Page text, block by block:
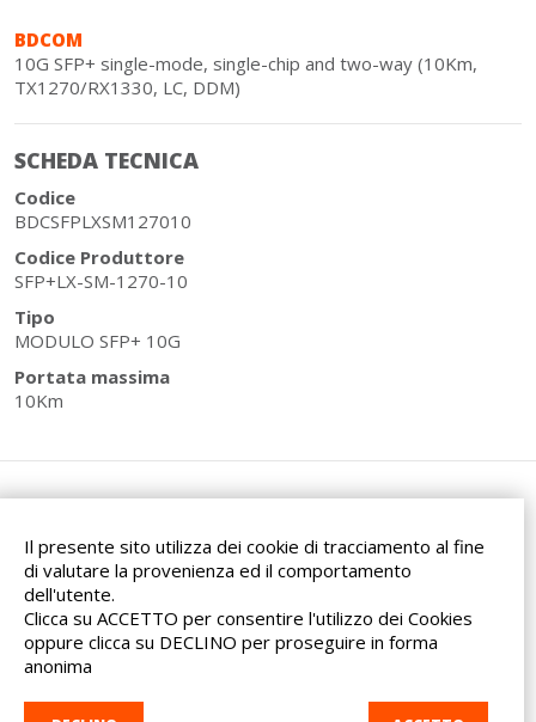
Il presente sito utilizza dei cookie di tracciamento al fine
di valutare la provenienza ed il comportamento
dell'utente.
Clicca su ACCETTO per consentire l'utilizzo dei Cookies
oppure clicca su DECLINO per proseguire in forma
anonima
BDCOM
10G SFP+ single-mode, single-chip and two-way (10Km,
TX1270/RX1330, LC, DDM)
SCHEDA TECNICA
Codice
BDCSFPLXSM127010
Codice Produttore
SFP+LX-SM-1270-10
Tipo
MODULO SFP+ 10G
Portata massima
10Km
Via dell'Artigianato, 32F
20865 Usmate Velate (MB)
Indicazioni Stradali